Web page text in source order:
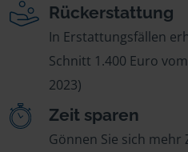
Rückerstattung
In Erstattungsfällen
Schnitt 1.400 Euro
2023)
Zeit sparen
Gönnen Sie sich mehr